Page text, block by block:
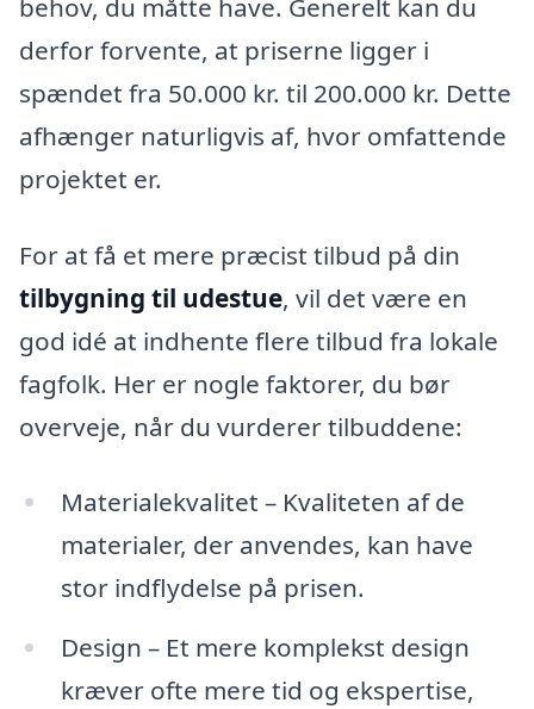
behov, du måtte have. Generelt kan du
derfor forvente, at priserne ligger i
spændet fra 50.000 kr. til 200.000 kr. Dette
afhænger naturligvis af, hvor omfattende
projektet er.
For at få et mere præcist tilbud på din
tilbygning til udestue, vil det være en
god idé at indhente flere tilbud fra lokale
fagfolk. Her er nogle faktorer, du bør
overveje, når du vurderer tilbuddene:
Materialekvalitet – Kvaliteten af de
materialer, der anvendes, kan have
stor indflydelse på prisen.
Design – Et mere komplekst design
kræver ofte mere tid og ekspertise,